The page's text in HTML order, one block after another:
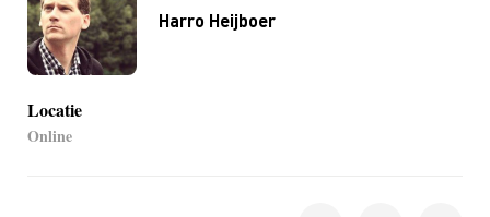
Harro Heijboer
Locatie
Online